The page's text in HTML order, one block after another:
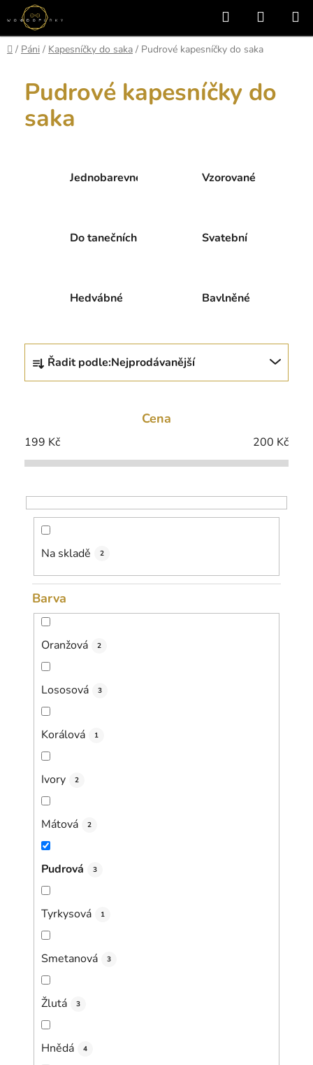
Přejít
na
obsah
Hledat
KOŠÍK
Domů
/ Páni / Kapesníčky do saka / Pudrové kapesníčky do saka
Pudrové kapesníčky do
saka
Jednobarevné Vzorované
Do tanečních Svatební
Hedvábné Bavlněné
Ř
z
í
p
o
d
ů
Řadit podle:Nejprodávanější
Cena
199 Kč 200 Kč
Na skladě 2
Barva
Oranžová 2
Lososová 3
Korálová 1
Ivory 2
Mátová 2
Pudrová 3
Tyrkysová 1
Smetanová 3
Žlutá 3
Hnědá 4